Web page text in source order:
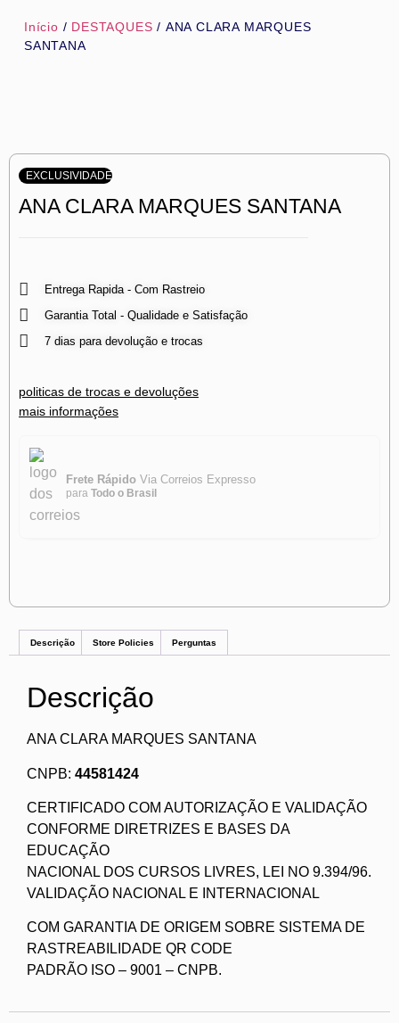
Início / DESTAQUES / ANA CLARA MARQUES
SANTANA
EXCLUSIVIDADE
ANA CLARA MARQUES SANTANA
Entrega Rapida - Com Rastreio
Garantia Total - Qualidade e Satisfação
7 dias para devolução e trocas
politicas de trocas e devoluções
mais informações
Frete Rápido Via Correios Expresso
para Todo o Brasil
Descrição Store Policies Perguntas
Descrição
ANA CLARA MARQUES SANTANA
CNPB: 44581424
CERTIFICADO COM AUTORIZAÇÃO E VALIDAÇÃO
CONFORME DIRETRIZES E BASES DA
EDUCAÇÃO
NACIONAL DOS CURSOS LIVRES, LEI NO 9.394/96.
VALIDAÇÃO NACIONAL E INTERNACIONAL
COM GARANTIA DE ORIGEM SOBRE SISTEMA DE
RASTREABILIDADE QR CODE
PADRÃO ISO – 9001 – CNPB.